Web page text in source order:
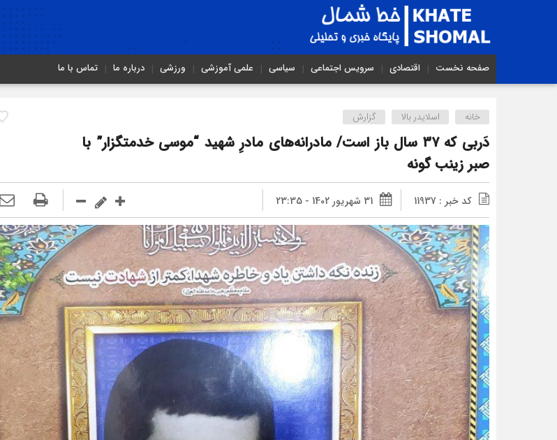
صفحه نخست اقتصادی سرویس اجتماعی سیاسی علمی آموزشی ورزشی درباره ما تماس با ما
خانه اسلایدر بالا گزارش
دَربی که ۳۷ سال باز است/ مادرانه‌های مادرِ شهید “موسی خدمتگزار” با
صبر زینب گونه
کد خبر : 11937 31 شهریور 1402 - 23:35